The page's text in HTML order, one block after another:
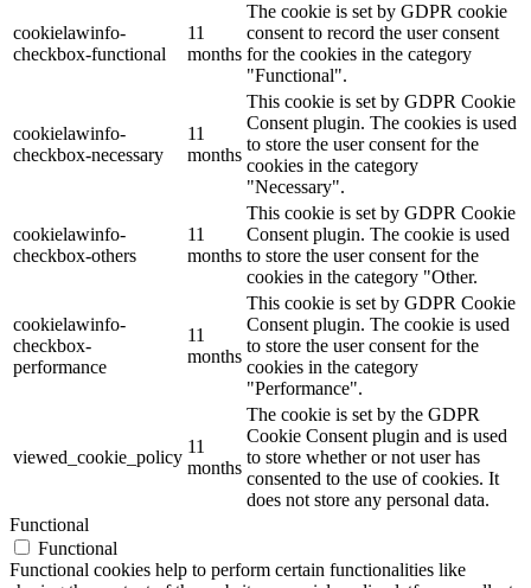
cookielawinfo-
checkbox-functional
11
months
The cookie is set by GDPR cookie
consent to record the user consent
for the cookies in the category
"Functional".
cookielawinfo-
checkbox-necessary
11
months
This cookie is set by GDPR Cookie
Consent plugin. The cookies is used
to store the user consent for the
cookies in the category
"Necessary".
cookielawinfo-
checkbox-others
11
months
This cookie is set by GDPR Cookie
Consent plugin. The cookie is used
to store the user consent for the
cookies in the category "Other.
cookielawinfo-
checkbox-
performance
11
months
This cookie is set by GDPR Cookie
Consent plugin. The cookie is used
to store the user consent for the
cookies in the category
"Performance".
viewed_cookie_policy
11
months
The cookie is set by the GDPR
Cookie Consent plugin and is used
to store whether or not user has
consented to the use of cookies. It
does not store any personal data.
Functional
Functional
Functional cookies help to perform certain functionalities like